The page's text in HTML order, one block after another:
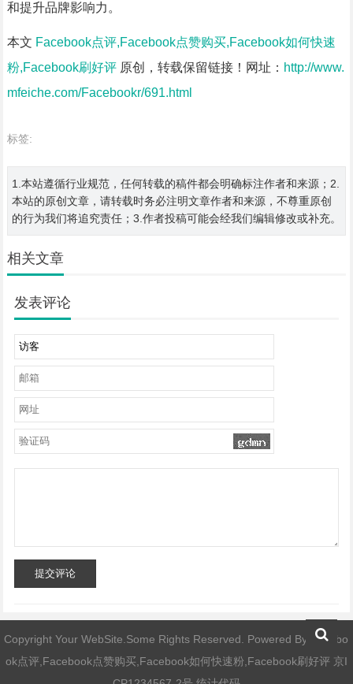
和提升品牌影响力。
本文 Facebook点评,Facebook点赞购买,Facebook如何快速
粉,Facebook刷好评原创，转载保留链接！网址： http://www.
mfeiche.com/Facebookr/691.html
标签:
1.本站遵循行业规范，任何转载的稿件都会明确标注作者和来源；2.
本站的原创文章，请转载时务必注明文章作者和来源，不尊重原创
的行为我们将追究责任；3.作者投稿可能会经我们编辑修改或补充。
相关文章
发表评论
提交评论
Copyright Your WebSite.Some Rights Reserved. Powered By
Facebo
ok点评,Facebook点赞购买,Facebook如何快速粉,Facebook刷好评京I